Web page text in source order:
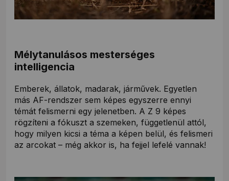
Mélytanulásos mesterséges
intelligencia
Emberek, állatok, madarak, járművek. Egyetlen
más AF-rendszer sem képes egyszerre ennyi
témát felismerni egy jelenetben. A Z 9 képes
rögzíteni a fókuszt a szemeken, függetlenül attól,
hogy milyen kicsi a téma a képen belül, és felismeri
az arcokat – még akkor is, ha fejjel lefelé vannak!